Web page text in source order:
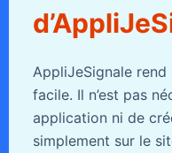
AppliJeSignale
facile. Il n’est pas
application ni de
simplement sur le